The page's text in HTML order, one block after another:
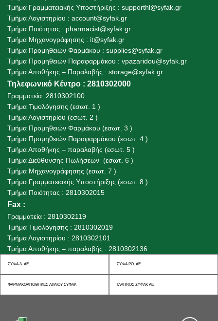
Τμήμα Γραμματειακής Υποστήριξης : supporthl@syfak.gr
Τμήμα Λογιστηρίου : account@syfak.gr
Τμήμα Ποιότητας : pharmacist@syfak.gr
Τμήμα Μηχανογράφησης : it@syfak.gr
Τμήμα Προμηθειών Φαρμάκου : supplies@syfak.gr
Τμήμα Προμηθειών Παραφαρμάκου : vpazaridou@syfak.gr
Τμήμα Αποθήκης – Παραλαβής : storage@syfak.gr
Τηλεφωνικό Κέντρο : 2810302000
Γραμματεία: 2810302100
Τμήμα Τιμολόγησης (εσωτ. 1 )
Τμήμα Λογιστηρίου (εσωτ. 2 )
Τμήμα Προμηθειών Φαρμάκου (εσωτ. 3 )
Τμήμα Προμηθειών Παραφαρμάκου (εσωτ. 4 )
Τμήμα Αποθήκης – παραλαβής (εσωτ. 5 )
Τμήμα Διεύθυνσης Πωλήσεων (εσωτ. 6 )
Τμήμα Μηχανογράφησης (εσωτ. 7 )
Τμήμα Γραμματειακής Υποστήριξης (εσωτ. 8 )
Τμήμα Ποιότητας : 2810302015
Fax :
Γραμματεία : 2810302119
Τμήμα Τιμολόγησης : 2810302019
Τμήμα Λογιστηρίου : 2810302101
Τμήμα Αποθήκης – παραλαβής : 2810302136
ΣΥ.ΦΑ.Λ. ΑΕ ΣΥ.ΦΑ.ΡΟ. ΑΕ
ΦΑΡΜΑΚΟΑΠΟΘΗΚΕΣ ΑΙΓΑΙΟΥ ΣΥΦΑΚ ΓΑΛΗΝΟΣ ΣΥΦΑΚ ΑΕ